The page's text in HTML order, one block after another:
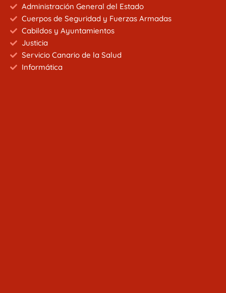
Administración General del Estado
Cuerpos de Seguridad y Fuerzas Armadas
Cabildos y Ayuntamientos
Justicia
Servicio Canario de la Salud
Informática